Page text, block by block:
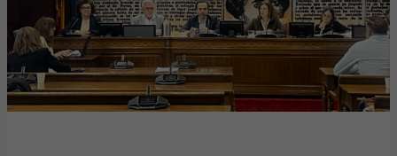
PLAN
DE
CHOQUE
CONTRA
FALTA
DE
FÁRMACOS